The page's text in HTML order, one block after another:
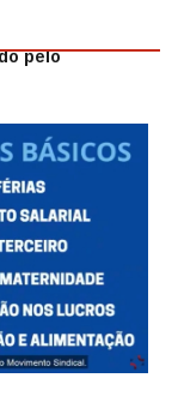
pelo